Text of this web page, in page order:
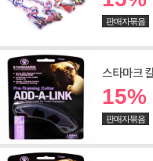
판매자묶음
스타마크
15%
판매자묶음